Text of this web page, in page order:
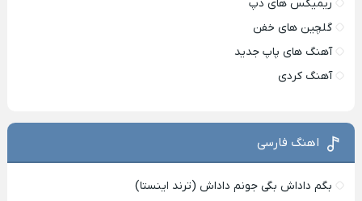
ریمیکس های دپ
گلچین های خفن
آهنگ های پاپ جدید
آهنگ کردی
اهنگ فارسی
بگم داداش بگی جونم داداش (ترند اینستا)